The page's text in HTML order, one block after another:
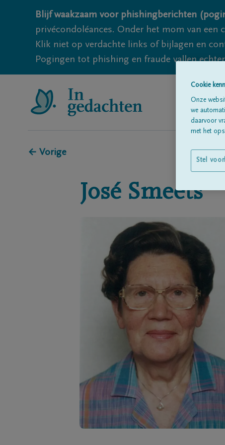
Blijf waakzaam voor phishingberichten
privécondoléances. Onder het mom van een
Klik niet op verdachte links of bijlagen en
Pogingen tot phishing en fraude vallen
← Vorige
José Smeets
Cookie
Onze
we
daarvoor
met het
Stel